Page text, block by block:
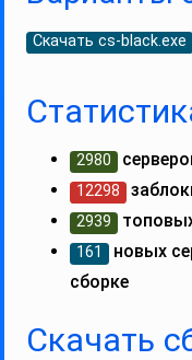
Скачать cs-black.exe
2980
12298
2939
161 новых
сборке
Скачать